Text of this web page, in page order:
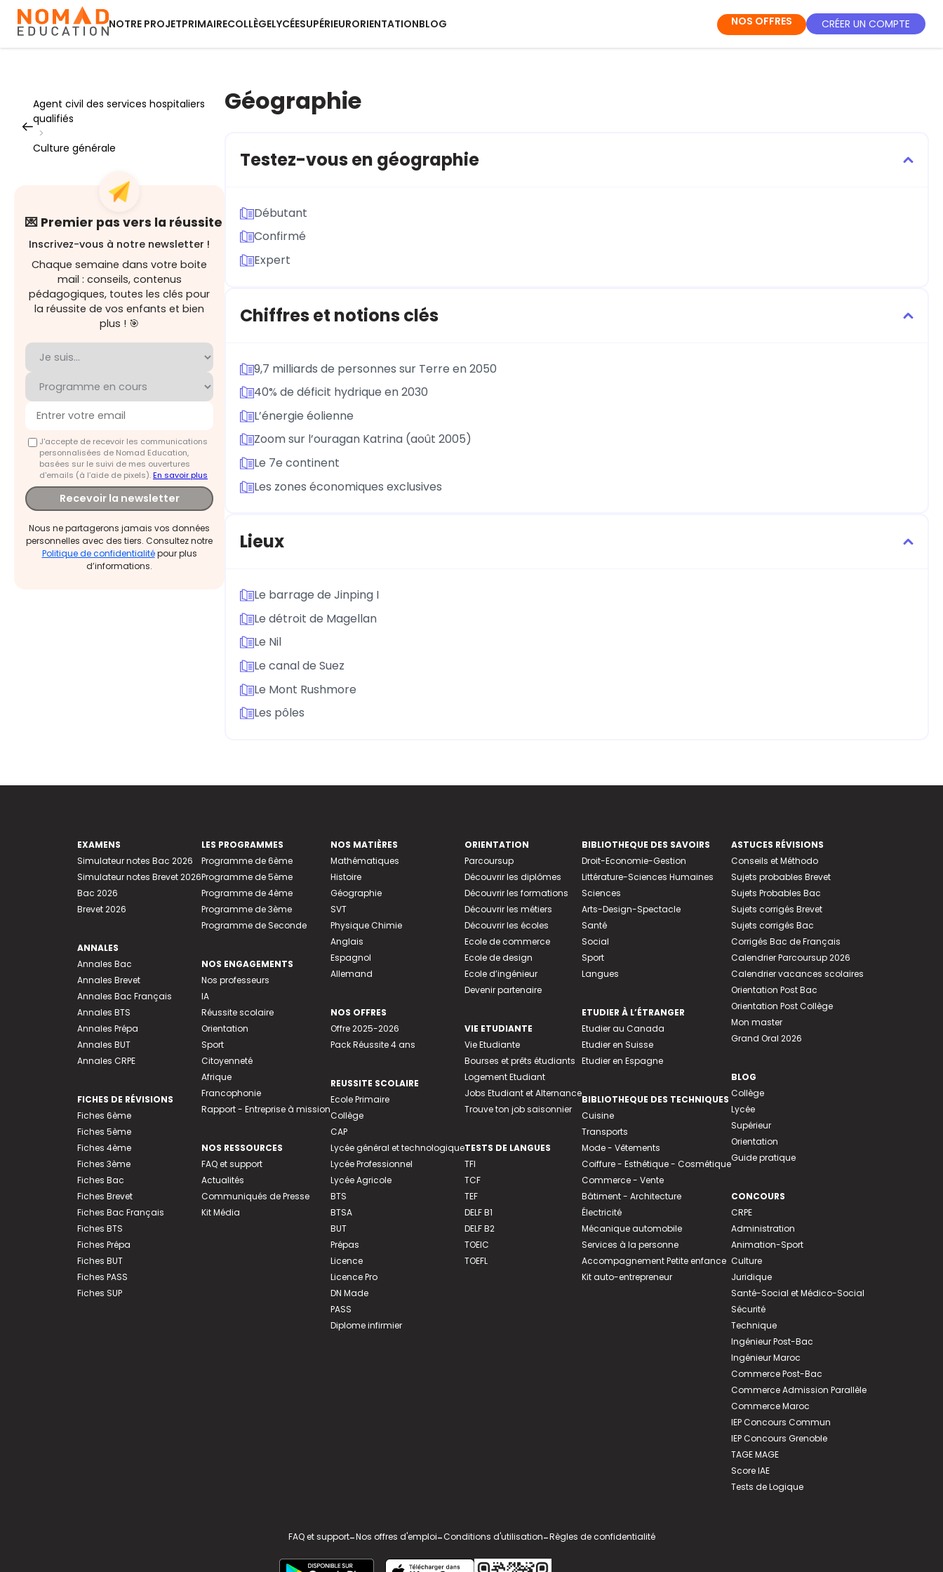
NOTRE PROJETPRIMAIRECOLLÈGELYCÉESUPÉRIEURORIENTATIONBLOG NOS OFFRES CRÉER UN COMPTE
Agent civil des services hospitaliers
qualifiés
>
Culture générale
💌 Premier pas vers la réussite
Inscrivez-vous à notre newsletter !
Chaque semaine dans votre boite
mail : conseils, contenus
pédagogiques, toutes les clés pour
la réussite de vos enfants et bien
plus ! 🎯
J'accepte de recevoir les communications
personnalisées de Nomad Education,
basées sur le suivi de mes ouvertures
d'emails (à l’aide de pixels).En savoir plus
Recevoir la newsletter
Nous ne partagerons jamais vos données
personnelles avec des tiers. Consultez notre
Politique de confidentialitépour plus
d’informations.
Géographie
Testez-vous en géographie
Débutant
Confirmé
Expert
Chiffres et notions clés
9,7 milliards de personnes sur Terre en 2050
40% de déficit hydrique en 2030
L’énergie éolienne
Zoom sur l’ouragan Katrina (août 2005)
Le 7e continent
Les zones économiques exclusives
Lieux
Le barrage de Jinping I
Le détroit de Magellan
Le Nil
Le canal de Suez
Le Mont Rushmore
Les pôles
EXAMENS
Simulateur notes Bac 2026
Simulateur notes Brevet 2026
Bac 2026
Brevet 2026
ANNALES
Annales Bac
Annales Brevet
Annales Bac Français
Annales BTS
Annales Prépa
Annales BUT
Annales CRPE
FICHES DE RÉVISIONS
Fiches 6ème
Fiches 5ème
Fiches 4ème
Fiches 3ème
Fiches Bac
Fiches Brevet
Fiches Bac Français
Fiches BTS
Fiches Prépa
Fiches BUT
Fiches PASS
Fiches SUP
LES PROGRAMMES
Programme de 6ème
Programme de 5ème
Programme de 4ème
Programme de 3ème
Programme de Seconde
NOS ENGAGEMENTS
Nos professeurs
IA
Réussite scolaire
Orientation
Sport
Citoyenneté
Afrique
Francophonie
Rapport - Entreprise à mission
NOS RESSOURCES
FAQ et support
Actualités
Communiqués de Presse
Kit Média
NOS MATIÈRES
Mathématiques
Histoire
Géographie
SVT
Physique Chimie
Anglais
Espagnol
Allemand
NOS OFFRES
Offre 2025-2026
Pack Réussite 4 ans
REUSSITE SCOLAIRE
Ecole Primaire
Collège
CAP
Lycée général et technologique
Lycée Professionnel
Lycée Agricole
BTS
BTSA
BUT
Prépas
Licence
Licence Pro
DN Made
PASS
Diplome infirmier
ORIENTATION
Parcoursup
Découvrir les diplômes
Découvrir les formations
Découvrir les métiers
Découvrir les écoles
Ecole de commerce
Ecole de design
Ecole d’ingénieur
Devenir partenaire
VIE ETUDIANTE
Vie Etudiante
Bourses et prêts étudiants
Logement Etudiant
Jobs Etudiant et Alternance
Trouve ton job saisonnier
TESTS DE LANGUES
TFI
TCF
TEF
DELF B1
DELF B2
TOEIC
TOEFL
BIBLIOTHEQUE DES SAVOIRS
Droit-Economie-Gestion
Littérature-Sciences Humaines
Sciences
Arts-Design-Spectacle
Santé
Social
Sport
Langues
ETUDIER À L’ÉTRANGER
Etudier au Canada
Etudier en Suisse
Etudier en Espagne
BIBLIOTHEQUE DES TECHNIQUES
Cuisine
Transports
Mode - Vêtements
Coiffure - Esthétique - Cosmétique
Commerce - Vente
Bâtiment - Architecture
Électricité
Mécanique automobile
Services à la personne
Accompagnement Petite enfance
Kit auto-entrepreneur
ASTUCES RÉVISIONS
Conseils et Méthodo
Sujets probables Brevet
Sujets Probables Bac
Sujets corrigés Brevet
Sujets corrigés Bac
Corrigés Bac de Français
Calendrier Parcoursup 2026
Calendrier vacances scolaires
Orientation Post Bac
Orientation Post Collège
Mon master
Grand Oral 2026
BLOG
Collège
Lycée
Supérieur
Orientation
Guide pratique
CONCOURS
CRPE
Administration
Animation-Sport
Culture
Juridique
Santé-Social et Médico-Social
Sécurité
Technique
Ingénieur Post-Bac
Ingénieur Maroc
Commerce Post-Bac
Commerce Admission Parallèle
Commerce Maroc
IEP Concours Commun
IEP Concours Grenoble
TAGE MAGE
Score IAE
Tests de Logique
FAQ et support-Nos offres d'emploi-Conditions d'utilisation-Règles de confidentialité